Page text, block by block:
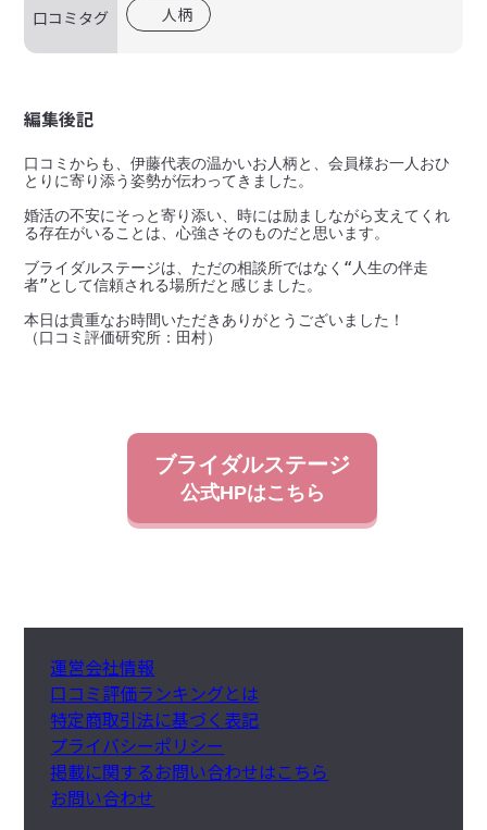
口コミタグ 人柄
編集後記
口コミからも、伊藤代表の温かいお人柄と、会員様お一人おひ
とりに寄り添う姿勢が伝わってきました。
婚活の不安にそっと寄り添い、時には励ましながら支えてくれ
る存在がいることは、心強さそのものだと思います。
ブライダルステージは、ただの相談所ではなく“人生の伴走
者”として信頼される場所だと感じました。
本日は貴重なお時間いただきありがとうございました！
ブライダルステージ
公式HPはこちら
運営会社情報
口コミ評価ランキングとは
特定商取引法に基づく表記
プライバシーポリシー
掲載に関するお問い合わせはこちら
お問い合わせ